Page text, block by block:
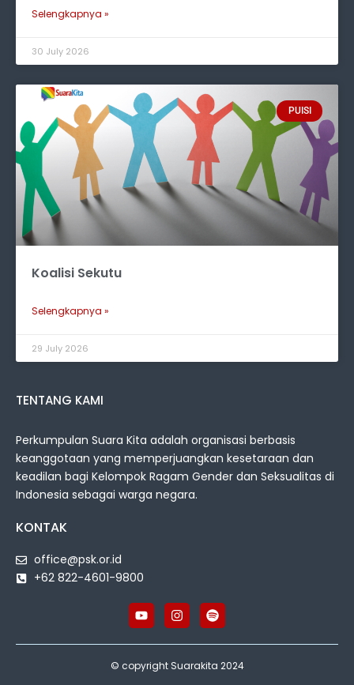
Selengkapnya »
30 July 2026
PUISI
Koalisi Sekutu
Selengkapnya »
29 July 2026
TENTANG KAMI
Perkumpulan Suara Kita adalah organisasi berbasis
keanggotaan yang memperjuangkan kesetaraan dan
keadilan bagi Kelompok Ragam Gender dan Seksualitas di
Indonesia sebagai warga negara.
KONTAK
office@psk.or.id
+62 822-4601-9800
© copyright Suarakita 2024